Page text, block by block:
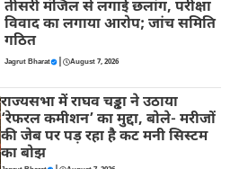
तीसरी मंजिल से लगाई छलांग, परीक्षा
विवाद का लगाया आरोप; जांच समिति
गठित
Jagrut Bharat | August 7, 2026
राज्यसभा में राघव चड्ढा ने उठाया
‘रेफरल कमीशन’ का मुद्दा, बोले- मरीजों
की जेब पर पड़ रहा है कट मनी सिस्टम
का बोझ